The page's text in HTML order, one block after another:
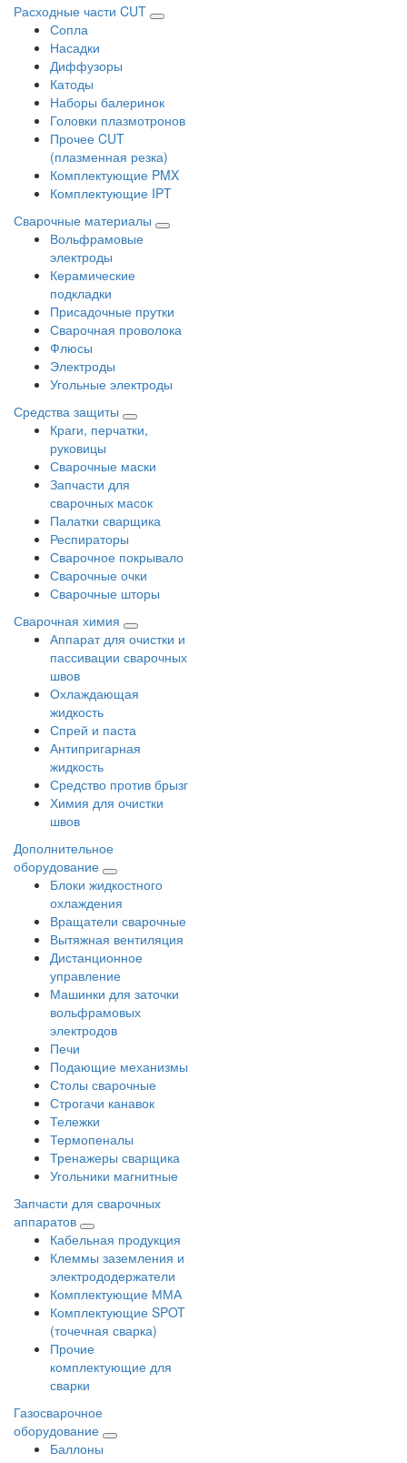
Расходные части CUT
Сопла
Насадки
Диффузоры
Катоды
Наборы балеринок
Головки плазмотронов
Прочее CUT
(плазменная резка)
Комплектующие PMX
Комплектующие IPT
Сварочные материалы
Вольфрамовые
электроды
Керамические
подкладки
Присадочные прутки
Сварочная проволока
Флюсы
Электроды
Угольные электроды
Средства защиты
Краги, перчатки,
руковицы
Сварочные маски
Запчасти для
сварочных масок
Палатки сварщика
Респираторы
Сварочное покрывало
Сварочные очки
Сварочные шторы
Сварочная химия
Аппарат для очистки и
пассивации сварочных
швов
Охлаждающая
жидкость
Спрей и паста
Антипригарная
жидкость
Средство против брызг
Химия для очистки
швов
Дополнительное
оборудование
Блоки жидкостного
охлаждения
Вращатели сварочные
Вытяжная вентиляция
Дистанционное
управление
Машинки для заточки
вольфрамовых
электродов
Печи
Подающие механизмы
Столы сварочные
Строгачи канавок
Тележки
Термопеналы
Тренажеры сварщика
Угольники магнитные
Запчасти для сварочных
аппаратов
Кабельная продукция
Клеммы заземления и
электрододержатели
Комплектующие ММА
Комплектующие SPOT
(точечная сварка)
Прочие
комплектующие для
сварки
Газосварочное
оборудование
Баллоны